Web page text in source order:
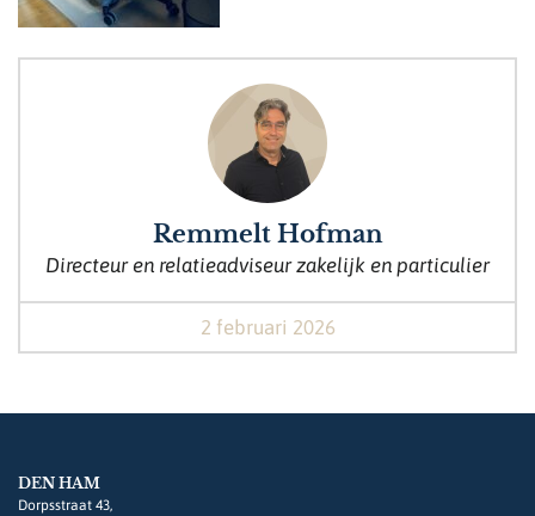
Remmelt Hofman
Directeur en relatieadviseur zakelijk en particulier
2 februari 2026
DEN HAM
Dorpsstraat 43,